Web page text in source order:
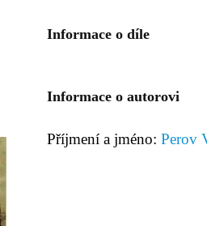
Informace o díle
Informace o autorovi
Příjmení a jméno: Perov